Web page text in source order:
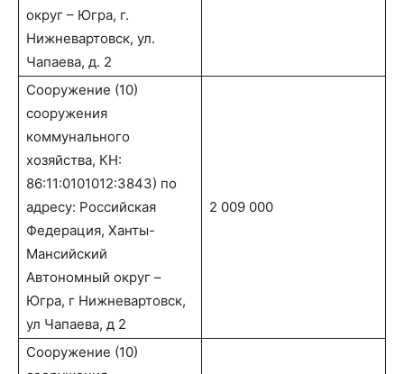
округ – Югра, г.
Нижневартовск, ул.
Чапаева, д. 2
Сооружение (10)
сооружения
коммунального
хозяйства, КН:
86:11:0101012:3843) по
адресу: Российская
Федерация, Ханты-
Мансийский
Автономный округ –
Югра, г Нижневартовск,
ул Чапаева, д 2
2 009 000
Сооружение (10)